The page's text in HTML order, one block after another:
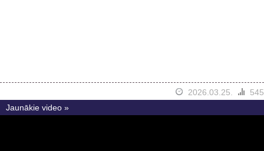
2026.03.25.
545
Jaunākie video »